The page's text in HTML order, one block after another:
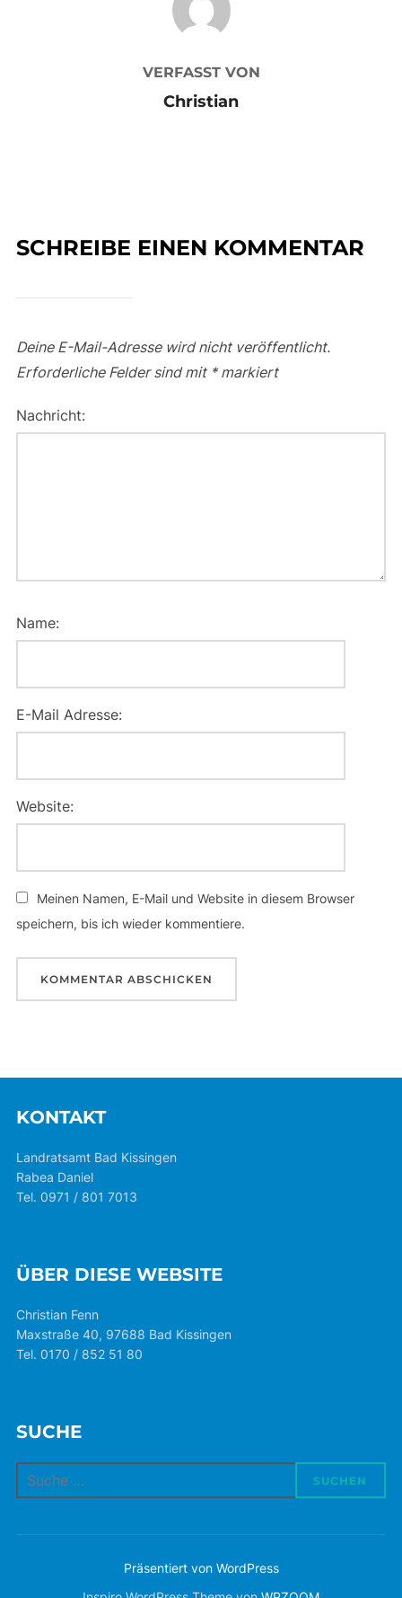
VERFASST VON
Christian
SCHREIBE EINEN KOMMENTAR
Deine E-Mail-Adresse wird nicht veröffentlicht.
Erforderliche Felder sind mit *markiert
Nachricht:
Name:
E-Mail Adresse:
Website:
Meinen Namen, E-Mail und Website in diesem Browser
speichern, bis ich wieder kommentiere.
KONTAKT
Landratsamt Bad Kissingen
Rabea Daniel
Tel. 0971 / 801 7013
ÜBER DIESE WEBSITE
Christian Fenn
Maxstraße 40, 97688 Bad Kissingen
Tel. 0170 / 852 51 80
SUCHE
nach:
SUCHEN
Präsentiert von WordPress